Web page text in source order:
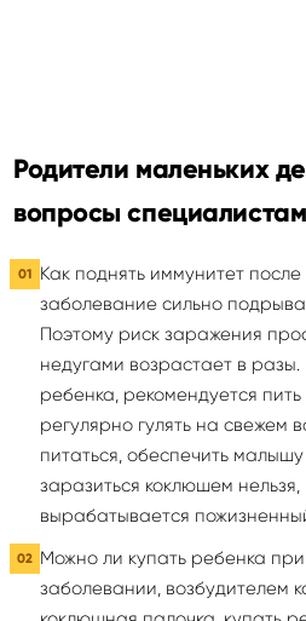
Родители маленьких
вопросы
Как поднять иммунитет
заболевание сильно
Поэтому риск заражения
недугами возрастает в
ребенка, рекомендуется
регулярно гулять на свежем
питаться, обеспечить
заразиться коклюшем нельзя,
вырабатывается
Можно ли купать ребенка
заболевании, возбудителем